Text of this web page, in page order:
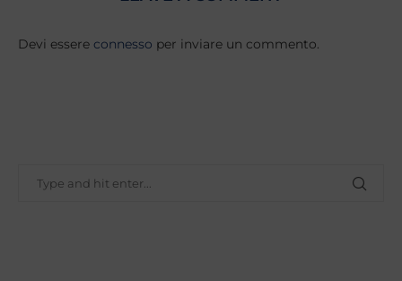
Devi essere connesso per inviare un commento.